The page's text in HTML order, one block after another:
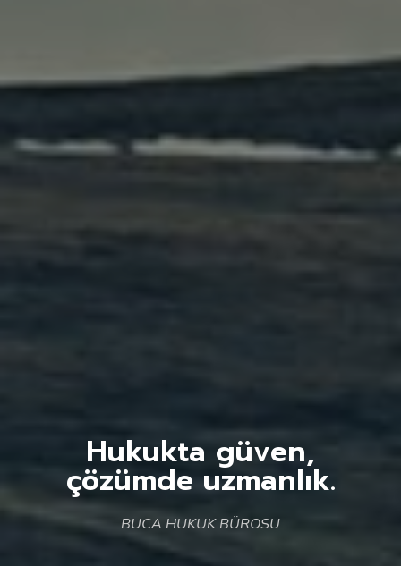
Hukukta güven,
çözümde uzmanlık.
BUCA HUKUK BÜROSU